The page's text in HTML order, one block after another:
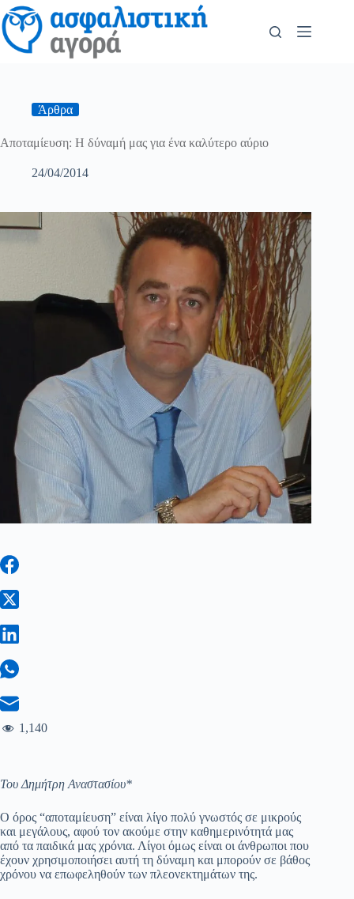
Άρθρα
Αποταμίευση: Η δύναμή μας για ένα καλύτερο αύριο
24/04/2014
1,140
Του Δημήτρη Αναστασίου*
Ο όρος “αποταμίευση” είναι λίγο πολύ γνωστός σε μικρούς
και μεγάλους, αφού τον ακούμε στην καθημερινότητά μας
από τα παιδικά μας χρόνια. Λίγοι όμως είναι οι άνθρωποι που
έχουν χρησιμοποιήσει αυτή τη δύναμη και μπορούν σε βάθος
χρόνου να επωφεληθούν των πλεονεκτημάτων της.